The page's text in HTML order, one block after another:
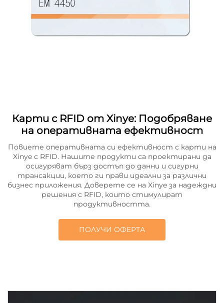
Карти с RFID от Xinye: Подобряване
на оперативната ефективност
Повиете оперативната си ефективност с карти на
Xinye с RFID. Нашите продукти са проектирани да
осигуряват бърз достъп до данни и сигурни
трансакции, което ги прави идеални за различни
бизнес приложения. Доверете се на Xinye за надеждни
решения с RFID, които стимулират
продуктивността.
ПОЛУЧИ ОФЕРТА